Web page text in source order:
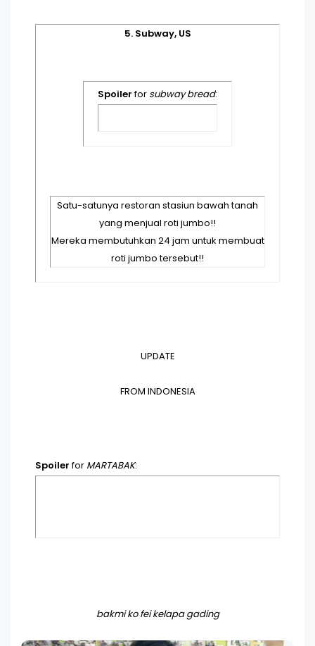
5. Subway, US
Spoilerfor subway bread:
Satu-satunya restoran stasiun bawah tanah
yang menjual roti jumbo!!
Mereka membutuhkan 24 jam untuk membuat
roti jumbo tersebut!!
UPDATE
FROM INDONESIA
Spoilerfor MARTABAK:
bakmi ko fei kelapa gading